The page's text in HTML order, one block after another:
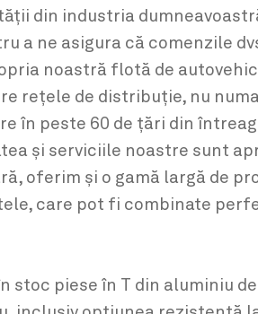
din industria
a ne asigura că comenzile
noastră flotă de
rețele de distribuție, nu
în peste 60 de țări din
și serviciile noastre sunt
oferim și o gamă largă de
care pot fi combinate
stoc piese în T din aluminiu